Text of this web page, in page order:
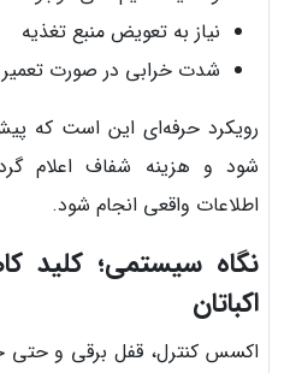
نیاز به تعویض منبع تغذیه
شدت خرابی در صورت تعمیر
رویکرد حرفه‌ای این است که
شود و هزینه شفاف اعلام
اطلاعات واقعی انجام شود.
نگاه سیستمی؛ کلید
اکباتان
اکسس کنترل، قفل برقی و حتی